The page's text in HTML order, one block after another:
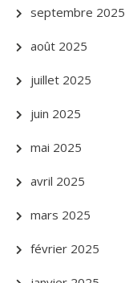
septembre 2025
août 2025
juillet 2025
juin 2025
mai 2025
avril 2025
mars 2025
février 2025